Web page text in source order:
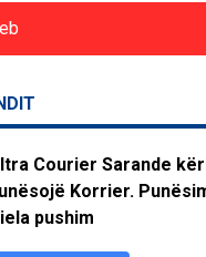
Courier Sarande
Korrier.
pushim